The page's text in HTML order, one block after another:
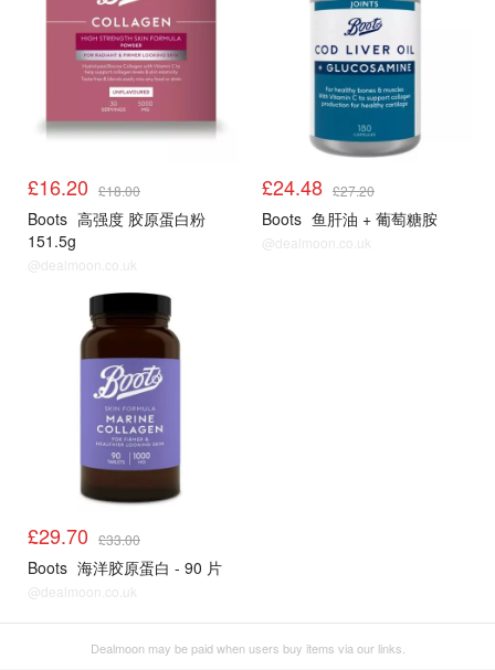
£16.20 £18.00
Boots 高强度 胶原蛋白粉
151.5g
@dealmoon.co.uk
£24.48 £27.20
Boots 鱼肝油 + 葡萄糖胺
@dealmoon.co.uk
£29.70 £33.00
Boots 海洋胶原蛋白 - 90 片
@dealmoon.co.uk
Dealmoon may be paid when users buy items via our links.